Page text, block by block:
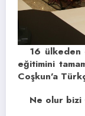
16
eğitimini
Coşkun’a
Ne olur bizi